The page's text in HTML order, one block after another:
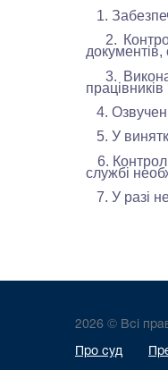
1.
2.
документів,
3.
4.
5. У
6.
службі
7. У разі
2026 © Всі
Про суд